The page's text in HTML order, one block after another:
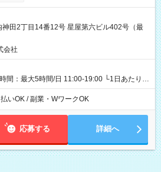
神田2丁目14番12号 星屋第六ビル402号（最
会社
間：最大5時間/日 11:00-19:00 └1日あたりの
└上記の時間帯内であれば、いつでも勤務可
の中で、お好きな曜日でご勤務いただけま
ように、自由な働き方が可能なお仕事です！
いOK / 副業・WワークOK
応募する 詳細へ